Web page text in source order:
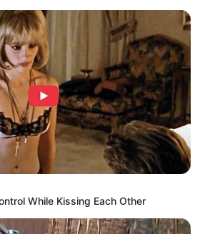
While Kissing Each Other